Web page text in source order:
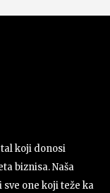
koji donosi
biznisa. Naša
one koji teže ka